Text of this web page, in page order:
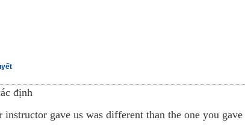
định
gave us was different than the one you gave